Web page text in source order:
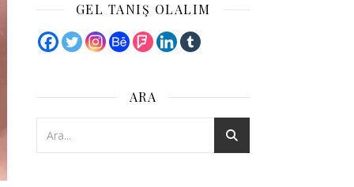
GEL TANIŞ OLALIM
ARA